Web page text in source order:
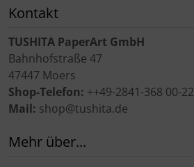
Kontakt
TUSHITA PaperArt GmbH
Bahnhofstraße 47
47447 Moers
Shop-Telefon: ++49-2841-368 00-22
Mail: shop@tushita.de
Mehr über...